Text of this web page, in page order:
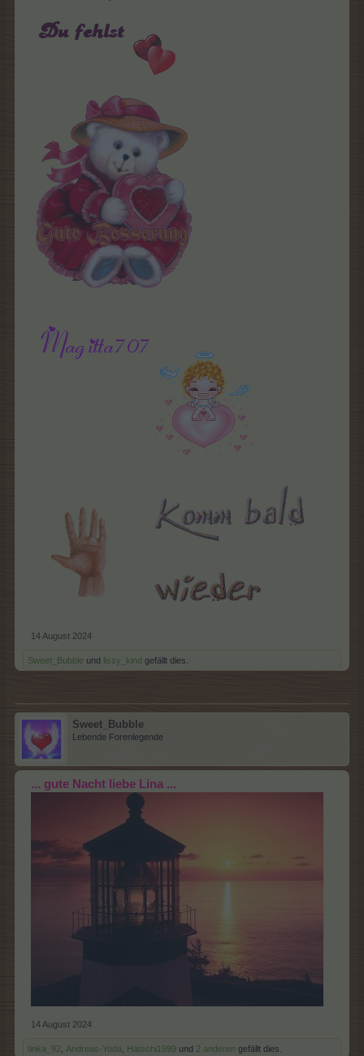
14 August 2024
Sweet_Bubble und lissy_kind gefällt dies.
Sweet_Bubble
Lebende Forenlegende
... gute Nacht liebe Lina ...
14 August 2024
tinka_92 Andreas-Yoda Hatschi1999 und 2 anderen gefällt dies.